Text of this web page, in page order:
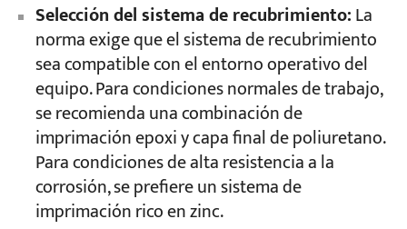
Selección del sistema de recubrimiento:La
norma exige que el sistema de recubrimiento
sea compatible con el entorno operativo del
equipo. Para condiciones normales de trabajo,
se recomienda una combinación de
imprimación epoxi y capa final de poliuretano.
Para condiciones de alta resistencia a la
corrosión, se prefiere un sistema de
imprimación rico en zinc.